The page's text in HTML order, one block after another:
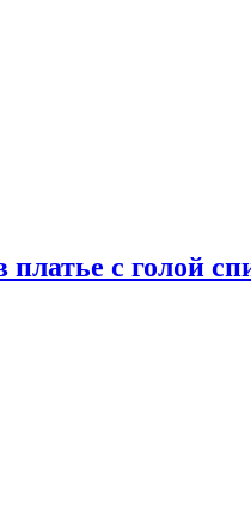
платье с голой